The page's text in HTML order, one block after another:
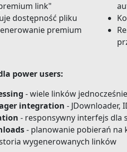
link"
dostępność pliku
premium
power users:
- wiele linków jednocześnie
integration - JDownloader,
- responsywny interfejs dla
- planowanie pobierań na
wygenerowanych linków